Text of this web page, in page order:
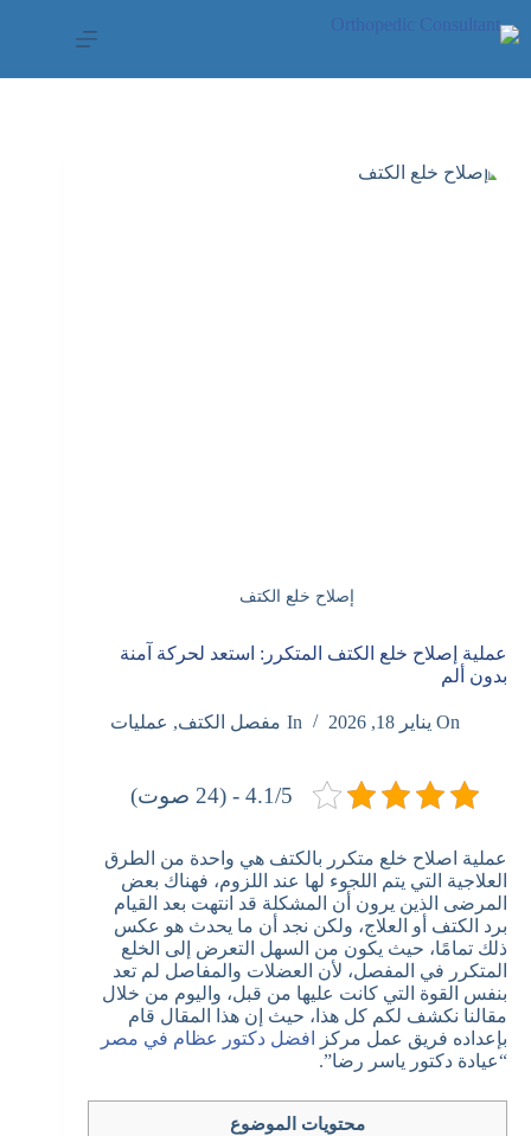
إلى
إصلاح خلع الكتف
عملية إصلاح خلع الكتف المتكرر: استعد لحركة آمنة
بدون ألم
On يناير 18, 2026 In مفصل الكتف, عمليات
4.1/5 - (24 صوت)
عملية اصلاح خلع متكرر بالكتف هي واحدة من الطرق
العلاجية التي يتم اللجوء لها عند اللزوم، فهناك بعض
المرضى الذين يرون أن المشكلة قد انتهت بعد القيام
برد الكتف أو العلاج، ولكن نجد أن ما يحدث هو عكس
ذلك تمامًا، حيث يكون من السهل التعرض إلى الخلع
المتكرر في المفصل، لأن العضلات والمفاصل لم تعد
بنفس القوة التي كانت عليها من قبل، واليوم من خلال
مقالنا نكشف لكم كل هذا، حيث إن هذا المقال قام
بإعداده فريق عمل مركز
افضل دكتور عظام في مصر
“عيادة دكتور ياسر رضا”.
محتويات الموضوع